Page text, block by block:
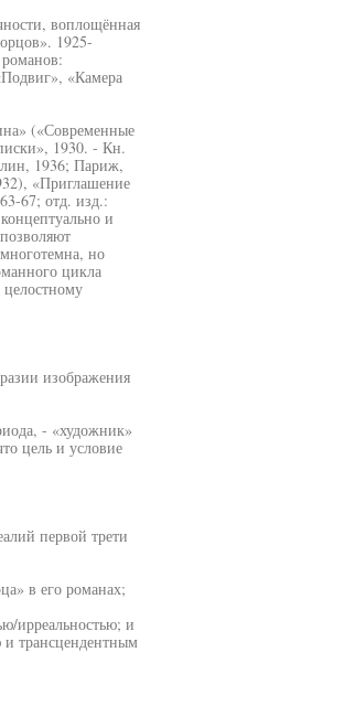
воплощённая
1925-
«Камера
(«Современные
1930. - Кн.
1936; Париж,
«Приглашение
67; отд. изд.:
и
но
цикла
изображения
- «художник»
цель и условие
первой трети
в его романах;
ирреальностью; и
и трансцендентным